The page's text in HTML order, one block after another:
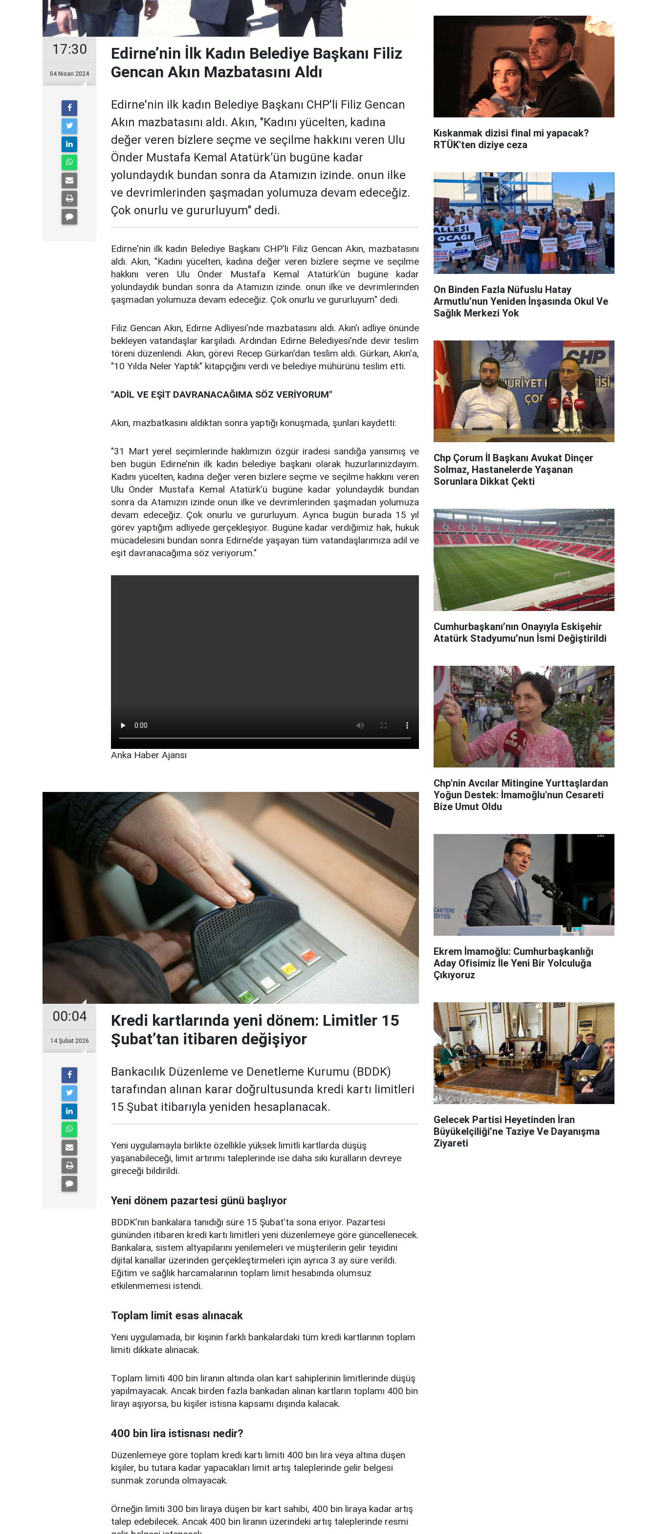
17:30
04 Nisan 2024
Edirne’nin İlk Kadın Belediye Başkanı Filiz
Gencan Akın Mazbatasını Aldı
Edirne'nin ilk kadın Belediye Başkanı CHP'li Filiz Gencan
Akın mazbatasını aldı. Akın, "Kadını yücelten, kadına
değer veren bizlere seçme ve seçilme hakkını veren Ulu
Önder Mustafa Kemal Atatürk’ün bugüne kadar
yolundaydık bundan sonra da Atamızın izinde. onun ilke
ve devrimlerinden şaşmadan yolumuza devam edeceğiz.
Çok onurlu ve gururluyum" dedi.
Edirne'nin ilk kadın Belediye Başkanı CHP'li Filiz Gencan Akın, mazbatasını
aldı. Akın, "Kadını yücelten, kadına değer veren bizlere seçme ve seçilme
hakkını veren Ulu Önder Mustafa Kemal Atatürk’ün bugüne kadar
yolundaydık bundan sonra da Atamızın izinde. onun ilke ve devrimlerinden
şaşmadan yolumuza devam edeceğiz. Çok onurlu ve gururluyum" dedi.
Filiz Gencan Akın, Edirne Adliyesi’nde mazbatasını aldı. Akın’ı adliye önünde
bekleyen vatandaşlar karşıladı. Ardından Edirne Belediyesi’nde devir teslim
töreni düzenlendi. Akın, görevi Recep Gürkan’dan teslim aldı. Gürkan, Akın’a,
"10 Yılda Neler Yaptık" kitapçığını verdi ve belediye mühürünü teslim etti.
"ADİL VE EŞİT DAVRANACAĞIMA SÖZ VERİYORUM"
Akın, mazbatkasını aldıktan sonra yaptığı konuşmada, şunları kaydetti:
"31 Mart yerel seçimlerinde haklımızın özgür iradesi sandığa yansımış ve
ben bugün Edirne’nin ilk kadın belediye başkanı olarak huzurlarınızdayım.
Kadını yücelten, kadına değer veren bizlere seçme ve seçilme hakkını veren
Ulu Önder Mustafa Kemal Atatürk’ü bugüne kadar yolundaydık bundan
sonra da Atamızın izinde onun ilke ve devrimlerinden şaşmadan yolumuza
devam edeceğiz. Çok onurlu ve gururluyum. Ayrıca bugün burada 15 yıl
görev yaptığım adliyede gerçekleşiyor. Bugüne kadar verdiğimiz hak, hukuk
mücadelesini bundan sonra Edirne’de yaşayan tüm vatandaşlarımıza adil ve
eşit davranacağıma söz veriyorum."
Anka Haber Ajansı
00:04
14 Şubat 2026
Kredi kartlarında yeni dönem: Limitler 15
Şubat’tan itibaren değişiyor
Bankacılık Düzenleme ve Denetleme Kurumu (BDDK)
tarafından alınan karar doğrultusunda kredi kartı limitleri
15 Şubat itibarıyla yeniden hesaplanacak.
Yeni uygulamayla birlikte özellikle yüksek limitli kartlarda düşüş
yaşanabileceği, limit artırımı taleplerinde ise daha sıkı kuralların devreye
gireceği bildirildi.
Yeni dönem pazartesi günü başlıyor
BDDK’nın bankalara tanıdığı süre 15 Şubat’ta sona eriyor. Pazartesi
gününden itibaren kredi kartı limitleri yeni düzenlemeye göre güncellenecek.
Bankalara, sistem altyapılarını yenilemeleri ve müşterilerin gelir teyidini
dijital kanallar üzerinden gerçekleştirmeleri için ayrıca 3 ay süre verildi.
Eğitim ve sağlık harcamalarının toplam limit hesabında olumsuz
etkilenmemesi istendi.
Toplam limit esas alınacak
Yeni uygulamada, bir kişinin farklı bankalardaki tüm kredi kartlarının toplam
limiti dikkate alınacak.
Toplam limiti 400 bin liranın altında olan kart sahiplerinin limitlerinde düşüş
yapılmayacak. Ancak birden fazla bankadan alınan kartların toplamı 400 bin
lirayı aşıyorsa, bu kişiler istisna kapsamı dışında kalacak.
400 bin lira istisnası nedir?
Düzenlemeye göre toplam kredi kartı limiti 400 bin lira veya altına düşen
kişiler, bu tutara kadar yapacakları limit artış taleplerinde gelir belgesi
sunmak zorunda olmayacak.
Örneğin limiti 300 bin liraya düşen bir kart sahibi, 400 bin liraya kadar artış
talep edebilecek. Ancak 400 bin liranın üzerindeki artış taleplerinde resmi
Kıskanmak dizisi final mi yapacak?
RTÜK'ten diziye ceza
On Binden Fazla Nüfuslu Hatay
Armutlu’nun Yeniden İnşasında Okul Ve
Sağlık Merkezi Yok
Chp Çorum İl Başkanı Avukat Dinçer
Solmaz, Hastanelerde Yaşanan
Sorunlara Dikkat Çekti
Cumhurbaşkanı’nın Onayıyla Eskişehir
Atatürk Stadyumu’nun İsmi Değiştirildi
Chp'nin Avcılar Mitingine Yurttaşlardan
Yoğun Destek: İmamoğlu'nun Cesareti
Bize Umut Oldu
Ekrem İmamoğlu: Cumhurbaşkanlığı
Aday Ofisimiz İle Yeni Bir Yolculuğa
Çıkıyoruz
Gelecek Partisi Heyetinden İran
Büyükelçiliği’ne Taziye Ve Dayanışma
Ziyareti